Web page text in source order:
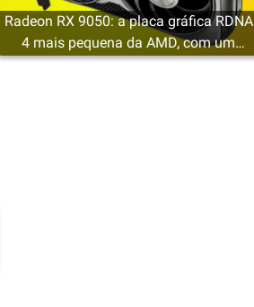
Radeon RX 9050: a placa gráfica RDNA
4 mais pequena da AMD, com um
mínimo de 4 GB de VRAM